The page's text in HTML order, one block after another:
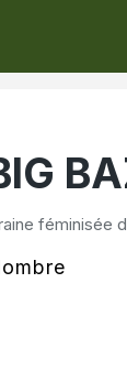
féminisée